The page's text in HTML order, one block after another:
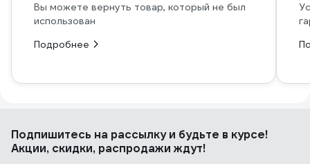
Вы можете вернуть товар, который не был
использован
Подробнее
Подпишитесь на рассылкуи будьте в курсе!
Акции, скидки, распродажи ждут!